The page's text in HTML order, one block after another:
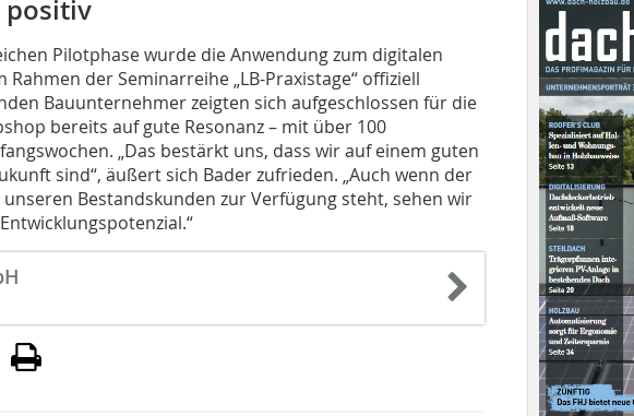
positiv
Pilotphase wurde die Anwendung zum digitalen
der Seminarreihe „LB-Praxistage“ offiziell
Bauunternehmer zeigten sich aufgeschlossen für die
bereits auf gute Resonanz – mit über 100
„Das bestärkt uns, dass wir auf einem guten
sind“, äußert sich Bader zufrieden. „Auch wenn der
Bestandskunden zur Verfügung steht, sehen wir